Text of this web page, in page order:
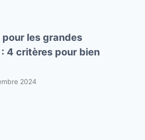
les grandes
4 critères pour bien
2024